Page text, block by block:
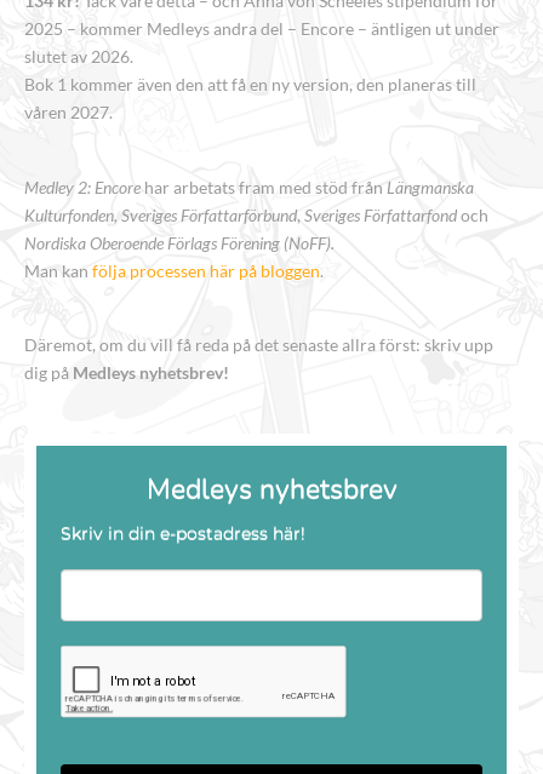
2025 – kommer Medleys andra del – Encore – äntligen ut under
slutet av 2026.
Bok 1 kommer även den att få en ny version, den planeras till
våren 2027.
Medley 2: Encore har arbetats fram med stöd från Längmanska
Kulturfonden, Sveriges Författarförbund, Sveriges Författarfondoch
Nordiska Oberoende Förlags Förening (NoFF).
Man kan följa processen här på bloggen.
Däremot, om du vill få reda på det senaste allra först: skriv upp
dig på Medleys nyhetsbrev!
Medleys nyhetsbrev
Skriv in din e-postadress här!